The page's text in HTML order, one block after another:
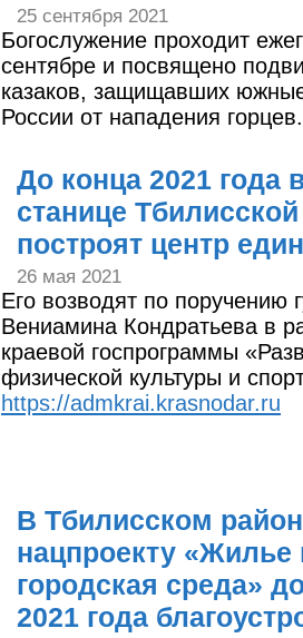
25 сентября 2021
Богослужение проходит
сентябре и посвящено
казаков, защищавших
России от нападения горцев.
До конца 2021 года
станице Тбилисской
построят центр
26 мая 2021
Его возводят по поручению
Вениамина Кондратьева в
краевой госпрограммы
физической культуры и
https://admkrai.krasnodar.ru
В Тбилисском
нацпроекту «Жилье
городская среда»
2021 года